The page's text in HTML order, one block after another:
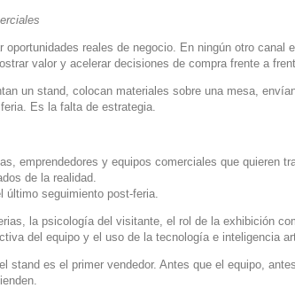
reales de negocio. En ningún otro canal
valor y acelerar decisiones de compra frente a
un stand, colocan materiales sobre una mesa,
Es la falta de estrategia.
emprendedores y equipos comerciales que quieren
de la realidad.
último seguimiento post-feria.
la psicología del visitante, el rol de la exhibición
del equipo y el uso de la tecnología e inteligencia
es el primer vendedor. Antes que el equipo,